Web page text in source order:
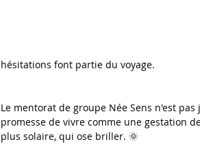
hésitations font partie du voyage.
Le mentorat de groupe Née Sens n'est
promesse de vivre comme une gestation
plus solaire, qui ose briller. 🌞